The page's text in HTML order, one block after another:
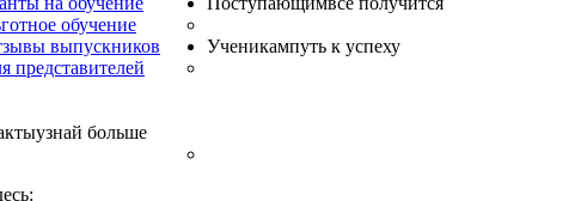
обучение
выпускников
представителей
Ученикампуть к успеху
узнай больше